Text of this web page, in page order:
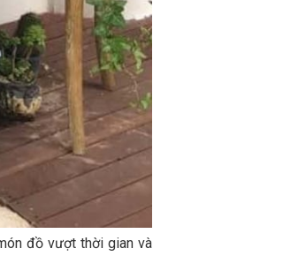
đồ vượt thời gian và